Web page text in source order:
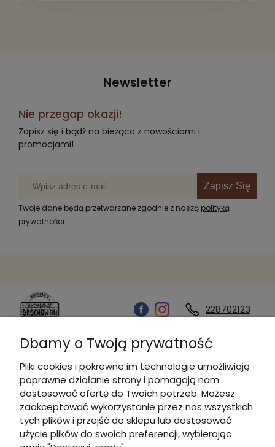
Newsletter
Nie przegap okazji!
Zapisz się i bądź na bieżąco z nowościami i
promocjami!
Zapisz Się
Twoje dane będą przetwarzane zgodnie z naszą polityką
prywatności
228702123
Kontakt
Informacje
Płatności i dostawa
Dbamy o Twoją prywatność
Pliki cookies i pokrewne im technologie umożliwiają
poprawne działanie strony i pomagają nam
dostosować ofertę do Twoich potrzeb. Możesz
zaakceptować wykorzystanie przez nas wszystkich
tych plików i przejść do sklepu lub dostosować
użycie plików do swoich preferencji, wybierając